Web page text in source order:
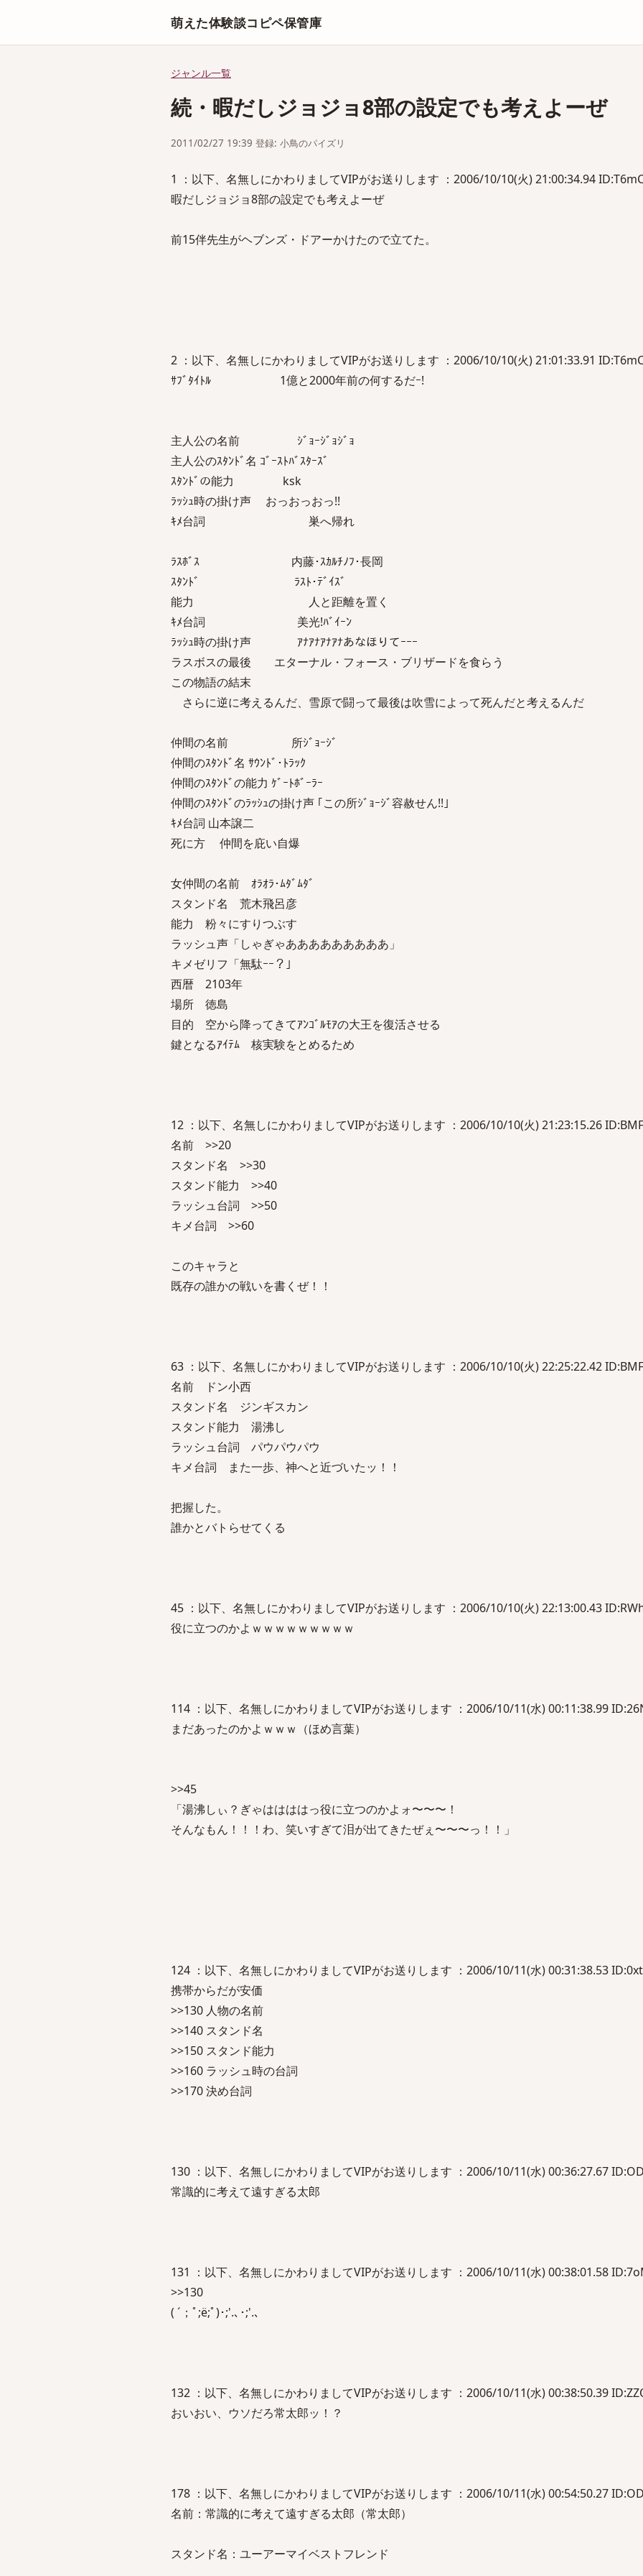
萌えた体験談コピペ保管庫
ジャンル一覧
続・暇だしジョジョ8部の設定でも考えよーぜ
2011/02/27 19:39 登録: 小鳥のパイズリ
1 ：以下、名無しにかわりましてVIPがお送りします ：2006/10/10(火) 21:00:34.94
暇だしジョジョ8部の設定でも考えよーぜ
前15伴先生がヘブンズ・ドアーかけたので立てた。
2 ：以下、名無しにかわりましてVIPがお送りします ：2006/10/10(火) 21:01:33.91
ｻﾌﾞﾀｲﾄﾙ 1億と2000年前の何するだｰ!
主人公の名前 ｼﾞｮｰｼﾞｮｼﾞｮ
主人公のｽﾀﾝﾄﾞ名 ｺﾞｰｽﾄﾊﾞｽﾀｰｽﾞ
ｽﾀﾝﾄﾞの能力 ksk
ﾗｯｼｭ時の掛け声 おっおっおっ!!
ｷﾒ台詞 巣へ帰れ
ﾗｽﾎﾞｽ 内藤･ｽｶﾙﾁﾉﾌ･長岡
ｽﾀﾝﾄﾞ ﾗｽﾄ･ﾃﾞｲｽﾞ
能力 人と距離を置く
ｷﾒ台詞 美光!ﾊﾞｲｰﾝ
ﾗｯｼｭ時の掛け声 ｱﾅｱﾅｱﾅｱﾅあなほりてｰｰｰ
ラスボスの最後 エターナル・フォース・ブリザードを食らう
この物語の結末
さらに逆に考えるんだ、雪原で闘って最後は吹雪によって死んだと考えるんだ
仲間の名前 所ｼﾞｮｰｼﾞ
仲間のｽﾀﾝﾄﾞ名 ｻｳﾝﾄﾞ･ﾄﾗｯｸ
仲間のｽﾀﾝﾄﾞの能力 ｹﾞｰﾄﾎﾞｰﾗｰ
仲間のｽﾀﾝﾄﾞのﾗｯｼｭの掛け声 ｢この所ｼﾞｮｰｼﾞ容赦せん!!｣
ｷﾒ台詞 山本譲二
死に方 仲間を庇い自爆
女仲間の名前 ｵﾗｵﾗ･ﾑﾀﾞﾑﾀﾞ
スタンド名 荒木飛呂彦
能力 粉々にすりつぶす
ラッシュ声「しゃぎゃあああああああああ」
キメゼリフ「無駄ｰｰ？」
西暦 2103年
場所 徳島
目的 空から降ってきてｱﾝｺﾞﾙﾓｱの大王を復活させる
鍵となるｱｲﾃﾑ 核実験をとめるため
12 ：以下、名無しにかわりましてVIPがお送りします ：2006/10/10(火) 21:23:15.26
名前 >>20
スタンド名 >>30
スタンド能力 >>40
ラッシュ台詞 >>50
キメ台詞 >>60
このキャラと
既存の誰かの戦いを書くぜ！！
63 ：以下、名無しにかわりましてVIPがお送りします ：2006/10/10(火) 22:25:22.42
名前 ドン小西
スタンド名 ジンギスカン
スタンド能力 湯沸し
ラッシュ台詞 パウパウパウ
キメ台詞 また一歩、神へと近づいたッ！！
把握した。
誰かとバトらせてくる
45 ：以下、名無しにかわりましてVIPがお送りします ：2006/10/10(火) 22:13:00.43
役に立つのかよｗｗｗｗｗｗｗｗｗ
114 ：以下、名無しにかわりましてVIPがお送りします ：2006/10/11(水) 00:11:38.99
まだあったのかよｗｗｗ（ほめ言葉）
>>45
「湯沸しぃ？ぎゃははははっ役に立つのかよォ〜〜〜！
そんなもん！！！わ、笑いすぎて泪が出てきたぜぇ〜〜〜っ！！」
124 ：以下、名無しにかわりましてVIPがお送りします ：2006/10/11(水) 00:31:38.53
携帯からだが安価
>>130 人物の名前
>>140 スタンド名
>>150 スタンド能力
>>160 ラッシュ時の台詞
>>170 決め台詞
130 ：以下、名無しにかわりましてVIPがお送りします ：2006/10/11(水) 00:36:27.67
常識的に考えて遠すぎる太郎
131 ：以下、名無しにかわりましてVIPがお送りします ：2006/10/11(水) 00:38:01.58
>>130
( ´；ﾟ;ё;ﾟ)･;'.､･;'.､
132 ：以下、名無しにかわりましてVIPがお送りします ：2006/10/11(水) 00:38:50.39
おいおい、ウソだろ常太郎ッ！？
178 ：以下、名無しにかわりましてVIPがお送りします ：2006/10/11(水) 00:54:50.27
名前：常識的に考えて遠すぎる太郎（常太郎）
スタンド名：ユーアーマイベストフレンド